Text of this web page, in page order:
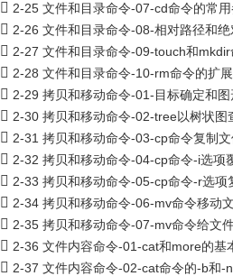
2-25 文件和目录命令-07-cd命令的常用
2-26 文件和目录命令-08-相对路径和绝
2-27 文件和目录命令-09-touch和mkdir
2-28 文件和目录命令-10-rm命令的扩展
2-29 拷贝和移动命令-01-目标确定和
2-30 拷贝和移动命令-02-tree以树状图
2-31 拷贝和移动命令-03-cp命令复制
2-32 拷贝和移动命令-04-cp命令-i选项
2-33 拷贝和移动命令-05-cp命令-r选项
2-34 拷贝和移动命令-06-mv命令移动
2-35 拷贝和移动命令-07-mv命令给文
2-36 文件内容命令-01-cat和more的基
2-37 文件内容命令-02-cat命令的-b和-